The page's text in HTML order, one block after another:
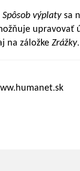
Spôsob výplaty sa
upravovať
na záložke Zrážky.